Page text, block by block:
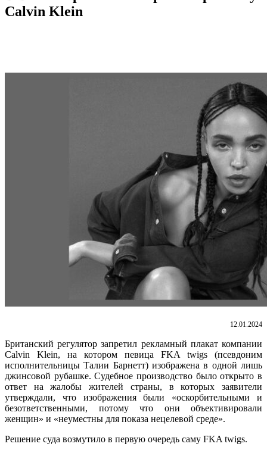
Calvin Klein
12.01.2024
Британский регулятор запретил рекламный плакат компании
Calvin Klein, на котором певица FKA twigs (псевдоним
исполнительницы Талии Барнетт) изображена в одной лишь
джинсовой рубашке. Судебное производство было открыто в
ответ на жалобы жителей страны, в которых заявители
утверждали, что изображения были «оскорбительными и
безответственными, потому что они объективировали
женщин» и «неуместны для показа нецелевой среде».
Решение суда возмутило в первую очередь саму FKA twigs.